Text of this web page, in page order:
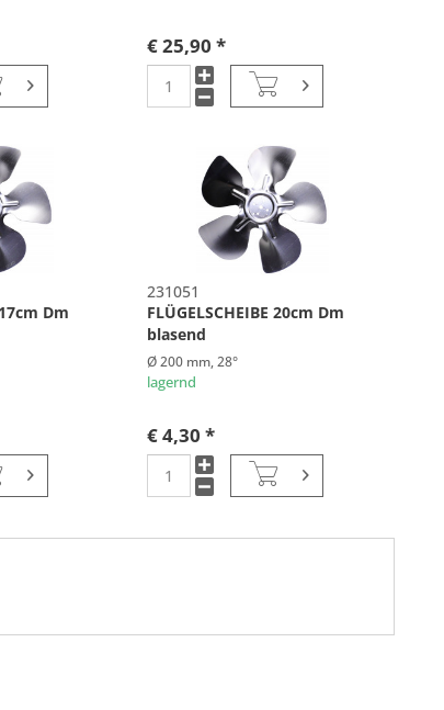
€ 25,90 *
Dm
231051
FLÜGELSCHEIBE 20cm Dm
blasend
Ø 200 mm, 28°
lagernd
€ 4,30 *